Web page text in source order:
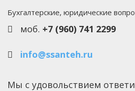
Бухгалтерские, юридические
моб. +7 (960) 741 2299
info@ssanteh.ru
Мы с удовольствием